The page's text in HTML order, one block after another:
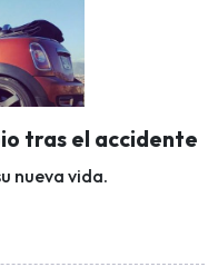
tras el accidente
nueva vida.